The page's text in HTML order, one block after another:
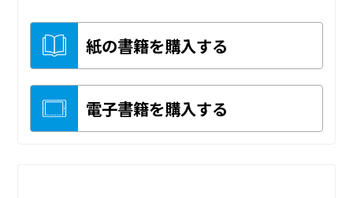
紙の書籍を購入する
電子書籍を購入する